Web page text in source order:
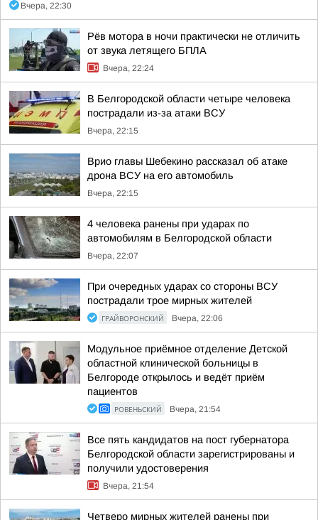
Вчера, 22:30
Рёв мотора в ночи практически не отличить
от звука летящего БПЛА
Вчера, 22:24
В Белгородской области четыре человека
пострадали из-за атаки ВСУ
Вчера, 22:15
Врио главы Шебекино рассказал об атаке
дрона ВСУ на его автомобиль
Вчера, 22:15
4 человека ранены при ударах по
автомобилям в Белгородской области
Вчера, 22:07
При очередных ударах со стороны ВСУ
пострадали трое мирных жителей
ГРАЙВОРОНСКИЙ Вчера, 22:06
Модульное приёмное отделение Детской
областной клинической больницы в
Белгороде открылось и ведёт приём
пациентов
РОВЕНЬСКИЙ Вчера, 21:54
Все пять кандидатов на пост губернатора
Белгородской области зарегистрированы и
получили удостоверения
Вчера, 21:54
Четверо мирных жителей ранены при